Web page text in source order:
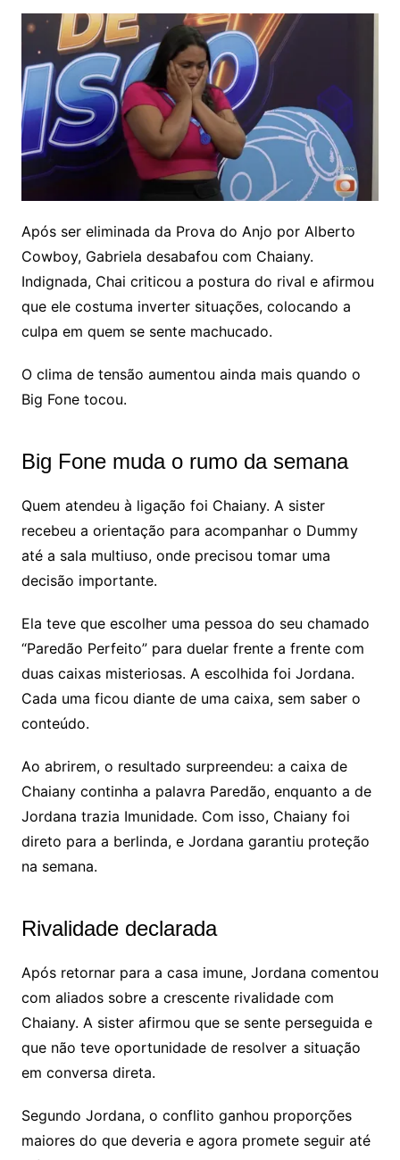
Após ser eliminada da Prova do Anjo por Alberto
Cowboy, Gabriela desabafou com Chaiany.
Indignada, Chai criticou a postura do rival e afirmou
que ele costuma inverter situações, colocando a
culpa em quem se sente machucado.
O clima de tensão aumentou ainda mais quando o
Big Fone tocou.
Big Fone muda o rumo da semana
Quem atendeu à ligação foi Chaiany. A sister
recebeu a orientação para acompanhar o Dummy
até a sala multiuso, onde precisou tomar uma
decisão importante.
Ela teve que escolher uma pessoa do seu chamado
“Paredão Perfeito” para duelar frente a frente com
duas caixas misteriosas. A escolhida foi Jordana.
Cada uma ficou diante de uma caixa, sem saber o
conteúdo.
Ao abrirem, o resultado surpreendeu: a caixa de
Chaiany continha a palavra Paredão, enquanto a de
Jordana trazia Imunidade. Com isso, Chaiany foi
direto para a berlinda, e Jordana garantiu proteção
na semana.
Rivalidade declarada
Após retornar para a casa imune, Jordana comentou
com aliados sobre a crescente rivalidade com
Chaiany. A sister afirmou que se sente perseguida e
que não teve oportunidade de resolver a situação
em conversa direta.
Segundo Jordana, o conflito ganhou proporções
maiores do que deveria e agora promete seguir até